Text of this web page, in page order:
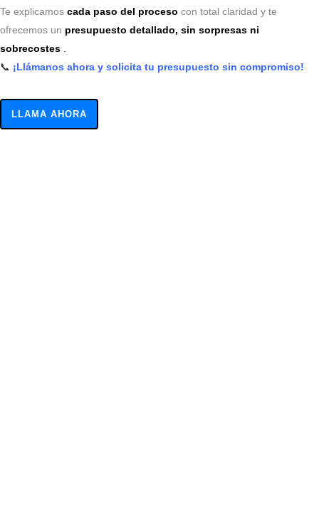
Te explicamos cada paso del proceso con total claridad y te
ofrecemos un presupuesto detallado, sin sorpresas ni
sobrecostes
📞 ¡Llámanos ahora y solicita tu presupuesto sin compromiso!
LLAMA AHORA